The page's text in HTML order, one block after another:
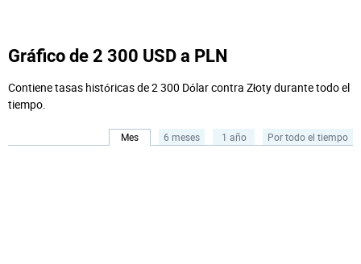
Gráfico de 2 300 USD a PLN
Contiene tasas históricas de 2 300 Dólar contra Złoty durante todo el
tiempo.
Mes 6 meses 1 año Por todo el tiempo